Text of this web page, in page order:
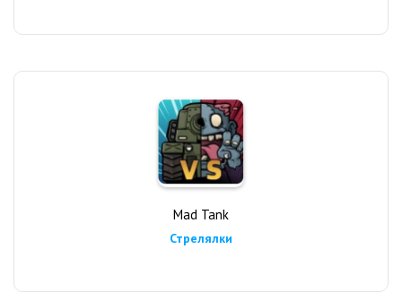
Mad Tank
Стрелялки